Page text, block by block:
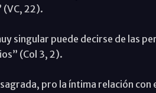
(VC, 22).
singular puede decirse de las
(Col 3, 2).
pro la íntima relación